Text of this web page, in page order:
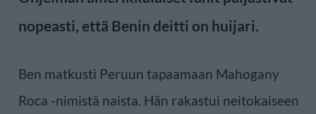
nopeasti, että Benin deitti on huijari.
Ben matkusti Peruun tapaamaan Mahogany
Roca -nimistä naista. Hän rakastui neitokaiseen